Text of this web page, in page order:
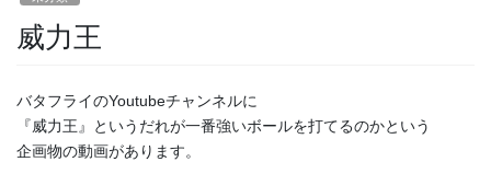
威力王
バタフライのYoutubeチャンネルに
『威力王』というだれが一番強いボールを打てるのかという
企画物の動画があります。